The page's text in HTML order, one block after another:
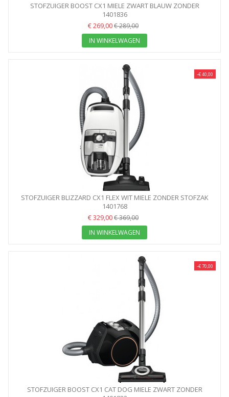
STOFZUIGER BOOST CX1 MIELE ZWART BLAUW ZONDER
STOFZAK...
1401836
€ 269,00€ 289,00
IN WINKELWAGEN
-€ 40,00
STOFZUIGER BLIZZARD CX1 FLEX WIT MIELE ZONDER STOFZAK
1401768
€ 329,00€ 369,00
IN WINKELWAGEN
-€ 70,00
STOFZUIGER BOOST CX1 CAT DOG MIELE ZWART ZONDER